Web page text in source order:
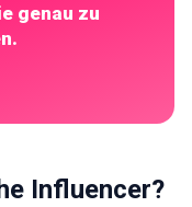
genau zu
Influencer?